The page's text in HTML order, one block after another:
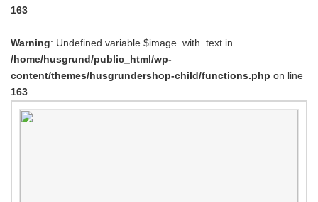
163
Warning: Undefined variable $image_with_text in
/home/husgrund/public_html/wp-
content/themes/husgrundershop-child/functions.php on line
163